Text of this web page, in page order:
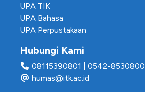
UPA TIK
UPA Bahasa
UPA Perpustakaan
Hubungi Kami
08115390801
0542-8530800
humas@itk.ac.id